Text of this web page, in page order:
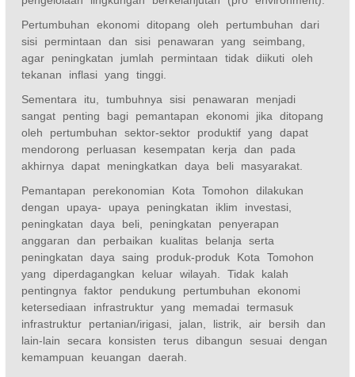
Pertumbuhan ekonomi ditopang oleh pertumbuhan dari
sisi permintaan dan sisi penawaran yang seimbang,
agar peningkatan jumlah permintaan tidak diikuti oleh
tekanan inflasi yang tinggi.
Sementara itu, tumbuhnya sisi penawaran menjadi
sangat penting bagi pemantapan ekonomi jika ditopang
oleh pertumbuhan sektor-sektor produktif yang dapat
mendorong perluasan kesempatan kerja dan pada
akhirnya dapat meningkatkan daya beli masyarakat.
Pemantapan perekonomian Kota Tomohon dilakukan
dengan upaya- upaya peningkatan iklim investasi,
peningkatan daya beli, peningkatan penyerapan
anggaran dan perbaikan kualitas belanja serta
peningkatan daya saing produk-produk Kota Tomohon
yang diperdagangkan keluar wilayah. Tidak kalah
pentingnya faktor pendukung pertumbuhan ekonomi
ketersediaan infrastruktur yang memadai termasuk
infrastruktur pertanian/irigasi, jalan, listrik, air bersih dan
lain-lain secara konsisten terus dibangun sesuai dengan
kemampuan keuangan daerah.